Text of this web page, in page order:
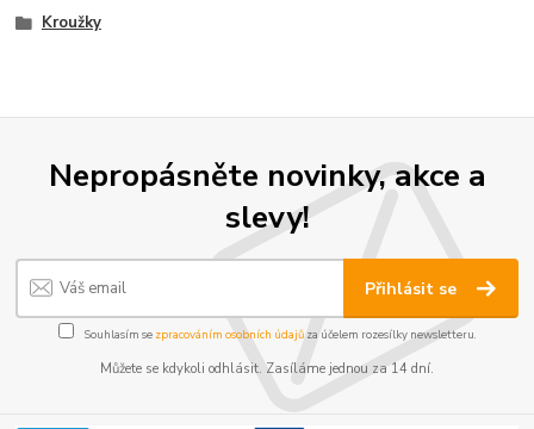
Kroužky
Nepropásněte novinky, akce a
slevy!
Přihlásit se
Souhlasím se zpracováním osobních údajůza účelem rozesílky newsletteru.
Můžete se kdykoli odhlásit. Zasíláme jednou za 14 dní.